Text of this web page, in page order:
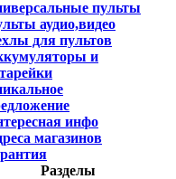
пульты
аудио,видео
для пультов
и
инфо
магазинов
Разделы